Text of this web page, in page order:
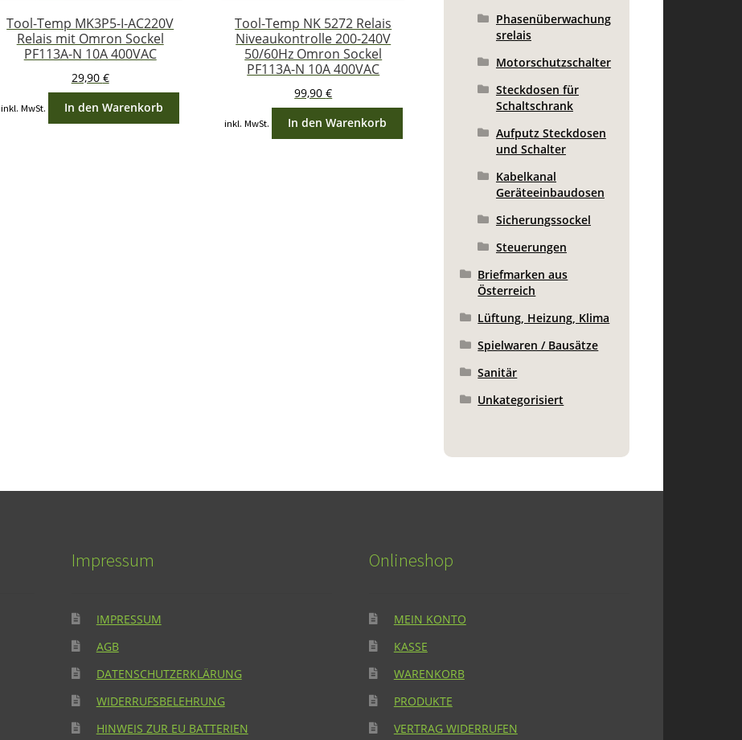
Tool-Temp MK3P5-I-AC220V
Relais mit Omron Sockel
PF113A-N 10A 400VAC
29,90 €
inkl. MwSt. In den Warenkorb
Tool-Temp NK 5272 Relais
Niveaukontrolle 200-240V
50/60Hz Omron Sockel
PF113A-N 10A 400VAC
99,90€
inkl. MwSt. In den Warenkorb
Phasenüberwachung
srelais
Motorschutzschalter
Steckdosen für
Schaltschrank
Aufputz Steckdosen
und Schalter
Kabelkanal
Geräteeinbaudosen
Sicherungssockel
Steuerungen
Briefmarken aus
Österreich
Lüftung, Heizung, Klima
Spielwaren / Bausätze
Sanitär
Unkategorisiert
Impressum
IMPRESSUM
AGB
DATENSCHUTZERKLÄRUNG
WIDERRUFSBELEHRUNG
HINWEIS ZUR EU BATTERIEN
Onlineshop
MEIN KONTO
KASSE
WARENKORB
PRODUKTE
VERTRAG WIDERRUFEN